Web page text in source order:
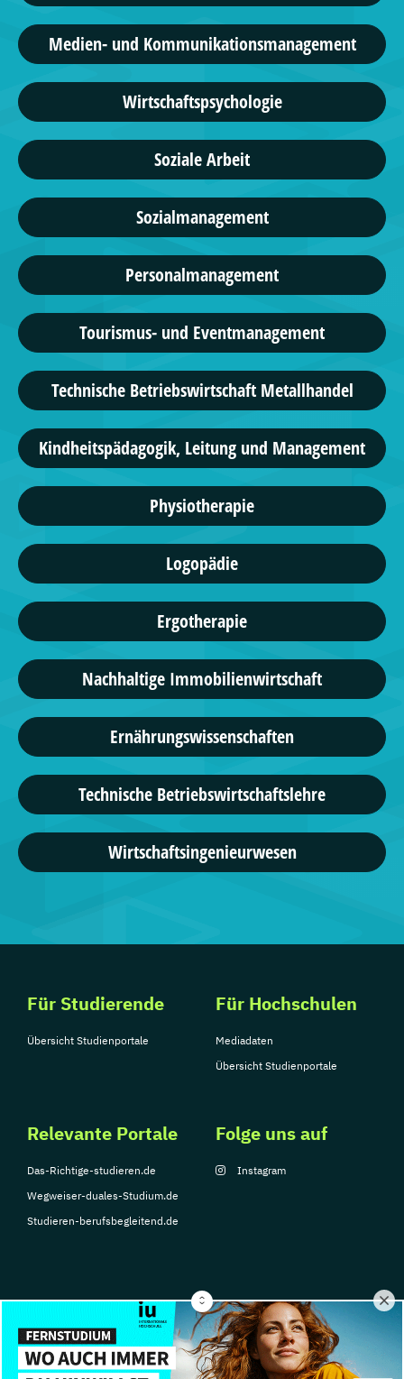
Medien- und Kommunikationsmanagement
Wirtschaftspsychologie
Soziale Arbeit
Sozialmanagement
Personalmanagement
Tourismus- und Eventmanagement
Technische Betriebswirtschaft Metallhandel
Kindheitspädagogik, Leitung und Management
Physiotherapie
Logopädie
Ergotherapie
Nachhaltige Immobilienwirtschaft
Ernährungswissenschaften
Technische Betriebswirtschaftslehre
Wirtschaftsingenieurwesen
Für Studierende
Übersicht Studienportale
Für Hochschulen
Mediadaten
Übersicht Studienportale
Relevante Portale
Das-Richtige-studieren.de
Wegweiser-duales-Studium.de
Studieren-berufsbegleitend.de
Folge uns auf
Instagram
© Copyright 2026, TarGroup Media GmbH
Impressum
Über Datenschutzerklärung Nutzungsbedingungen